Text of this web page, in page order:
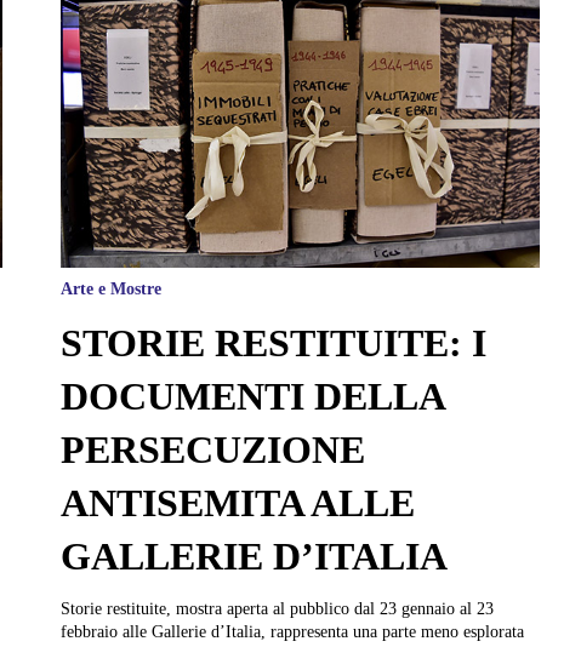
Arte e Mostre
STORIE RESTITUITE: I
DOCUMENTI DELLA
PERSECUZIONE
ANTISEMITA ALLE
GALLERIE D’ITALIA
Storie restituite, mostra aperta al pubblico dal 23 gennaio al 23
febbraio alle Gallerie d’Italia, rappresenta una parte meno esplorata